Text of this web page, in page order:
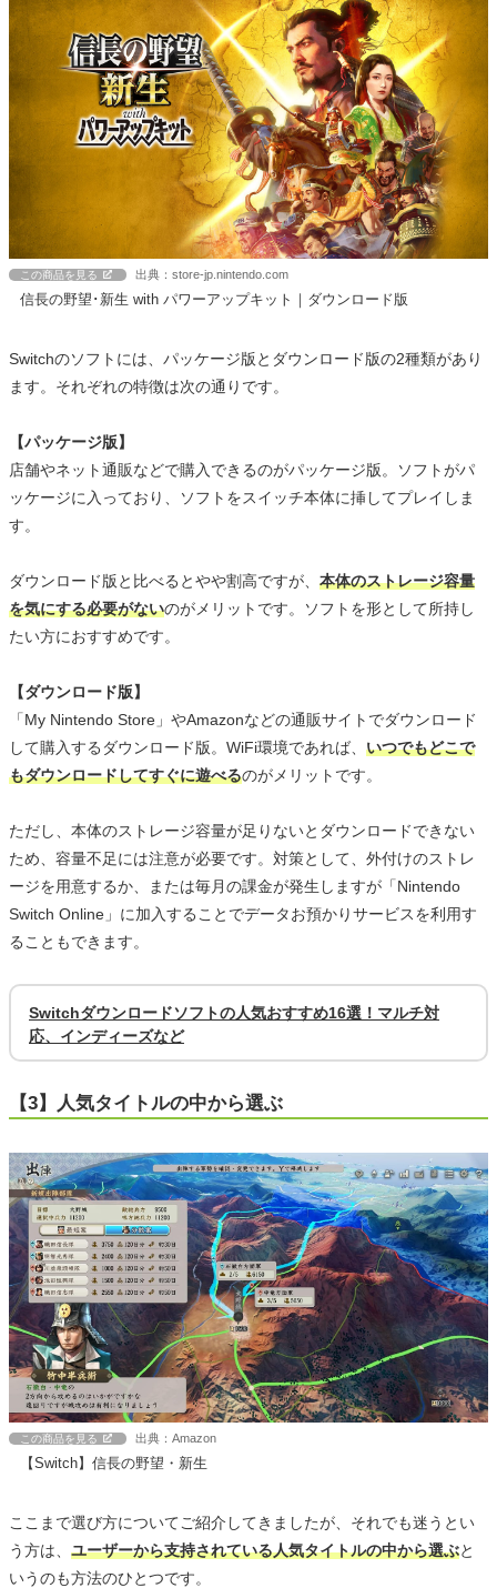
この商品を見る 出典：store-jp.nintendo.com
信長の野望･新生 with パワーアップキット｜ダウンロード版
Switchのソフトには、パッケージ版とダウンロード版の2種類があり
ます。それぞれの特徴は次の通りです。
【パッケージ版】
店舗やネット通販などで購入できるのがパッケージ版。ソフトがパ
ッケージに入っており、ソフトをスイッチ本体に挿してプレイしま
す。
ダウンロード版と比べるとやや割高ですが、 本体のストレージ容量
を気にする必要がないのがメリットです。ソフトを形として所持し
たい方におすすめです。
【ダウンロード版】
「My Nintendo Store」やAmazonなどの通販サイトでダウンロード
して購入するダウンロード版。WiFi環境であれば、 いつでもどこで
もダウンロードしてすぐに遊べるのがメリットです。
ただし、本体のストレージ容量が足りないとダウンロードできない
ため、容量不足には注意が必要です。対策として、外付けのストレ
ージを用意するか、または毎月の課金が発生しますが「Nintendo
Switch Online」に加入することでデータお預かりサービスを利用す
ることもできます。
Switchダウンロードソフトの人気おすすめ16選！マルチ対
応、インディーズなど
【3】人気タイトルの中から選ぶ
この商品を見る 出典：Amazon
【Switch】信長の野望・新生
ここまで選び方についてご紹介してきましたが、それでも迷うとい
う方は、 ユーザーから支持されている人気タイトルの中から選ぶと
いうのも方法のひとつです。